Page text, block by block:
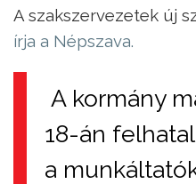
A szakszervezetek új
írja a Népszava.
A kormány
18-án
a